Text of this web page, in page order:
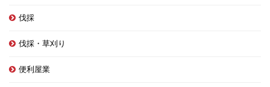
伐採
伐採・草刈り
便利屋業